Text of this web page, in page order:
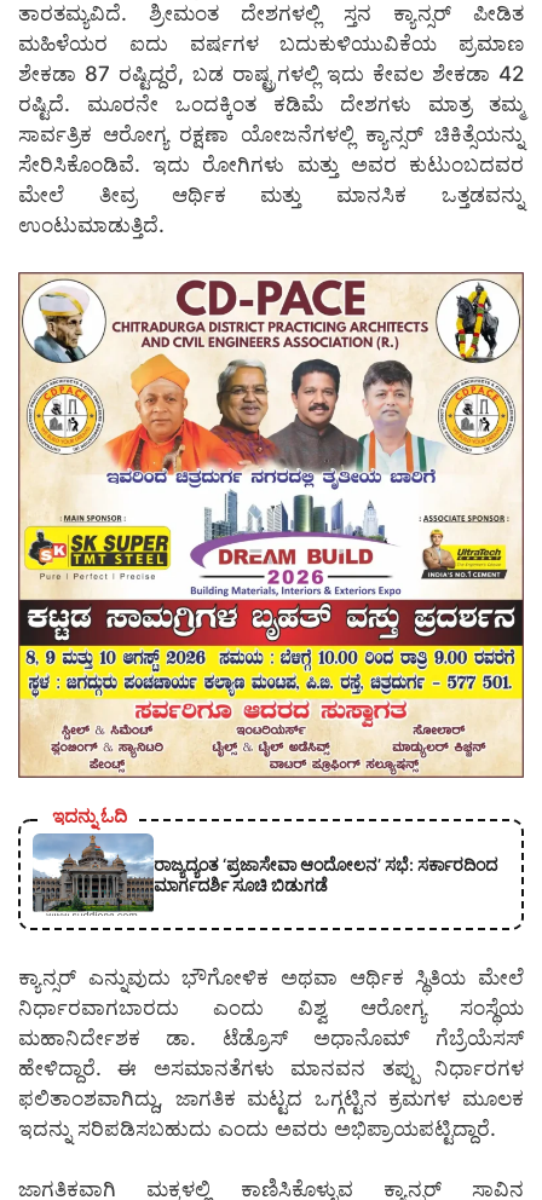
ತಾರತಮ್ಯವಿದೆ. ಶ್ರೀಮಂತ ದೇಶಗಳಲ್ಲಿ ಸ್ತನ ಕ್ಯಾನ್ಸರ್ ಪೀಡಿತ
ಮಹಿಳೆಯರ ಐದು ವರ್ಷಗಳ ಬದುಕುಳಿಯುವಿಕೆಯ ಪ್ರಮಾಣ
ಶೇಕಡಾ 87 ರಷ್ಟಿದ್ದರೆ, ಬಡ ರಾಷ್ಟ್ರಗಳಲ್ಲಿ ಇದು ಕೇವಲ ಶೇಕಡಾ 42
ರಷ್ಟಿದೆ. ಮೂರನೇ ಒಂದಕ್ಕಿಂತ ಕಡಿಮೆ ದೇಶಗಳು ಮಾತ್ರ ತಮ್ಮ
ಸಾರ್ವತ್ರಿಕ ಆರೋಗ್ಯ ರಕ್ಷಣಾ ಯೋಜನೆಗಳಲ್ಲಿ ಕ್ಯಾನ್ಸರ್ ಚಿಕಿತ್ಸೆಯನ್ನು
ಸೇರಿಸಿಕೊಂಡಿವೆ. ಇದು ರೋಗಿಗಳು ಮತ್ತು ಅವರ ಕುಟುಂಬದವರ
ಮೇಲೆ ತೀವ್ರ ಆರ್ಥಿಕ ಮತ್ತು ಮಾನಸಿಕ ಒತ್ತಡವನ್ನು
ಉಂಟುಮಾಡುತ್ತಿದೆ.
ಇದನ್ನು ಓದಿ
ರಾಜ್ಯದ್ಯಂತ ‘ಪ್ರಜಾಸೇವಾ ಆಂದೋಲನ’ ಸಭೆ: ಸರ್ಕಾರದಿಂದ
ಮಾರ್ಗದರ್ಶಿ ಸೂಚಿ ಬಿಡುಗಡೆ
ಕ್ಯಾನ್ಸರ್ ಎನ್ನುವುದು ಭೌಗೋಳಿಕ ಅಥವಾ ಆರ್ಥಿಕ ಸ್ಥಿತಿಯ ಮೇಲೆ
ನಿರ್ಧಾರವಾಗಬಾರದು ಎಂದು ವಿಶ್ವ ಆರೋಗ್ಯ ಸಂಸ್ಥೆಯ
ಮಹಾನಿರ್ದೇಶಕ ಡಾ. ಟೆಡ್ರೊಸ್ ಅಧಾನೊಮ್ ಗೆಬ್ರೆಯೆಸಸ್
ಹೇಳಿದ್ದಾರೆ. ಈ ಅಸಮಾನತೆಗಳು ಮಾನವನ ತಪ್ಪು ನಿರ್ಧಾರಗಳ
ಫಲಿತಾಂಶವಾಗಿದ್ದು, ಜಾಗತಿಕ ಮಟ್ಟದ ಒಗ್ಗಟ್ಟಿನ ಕ್ರಮಗಳ ಮೂಲಕ
ಇದನ್ನು ಸರಿಪಡಿಸಬಹುದು ಎಂದು ಅವರು ಅಭಿಪ್ರಾಯಪಟ್ಟಿದ್ದಾರೆ.
ಜಾಗತಿಕವಾಗಿ ಮಕ್ಕಳಲ್ಲಿ ಕಾಣಿಸಿಕೊಳ್ಳುವ ಕ್ಯಾನ್ಸರ್ ಸಾವಿನ